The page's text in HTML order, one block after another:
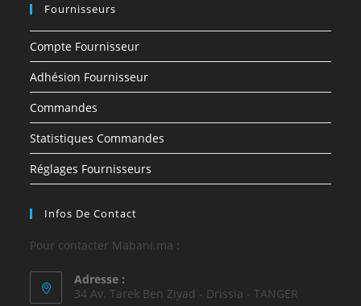
Fournisseurs
Compte Fournisseur
Adhésion Fournisseur
Commandes
Statistiques Commandes
Réglages Fournisseurs
Infos De Contact
Pour contacter Mabani.ma :
Adresse :
34 Av. Tarek Ben Ziyad - Drissia - TANGER